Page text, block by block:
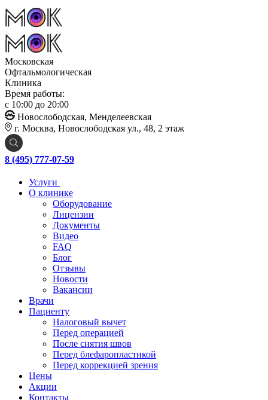
Московская
Офтальмологическая
Клиника
Время работы:
с 10:00 до 20:00
Новослободская, Менделеевская
г. Москва, Новослободская ул., 48, 2 этаж
8 (495) 777-07-59
Услуги
О клинике
Оборудование
Лицензии
Документы
Видео
FAQ
Блог
Отзывы
Новости
Вакансии
Врачи
Пациенту
Налоговый вычет
Перед операцией
После снятия швов
Перед блефаропластикой
Перед коррекцией зрения
Цены
Акции
Контакты